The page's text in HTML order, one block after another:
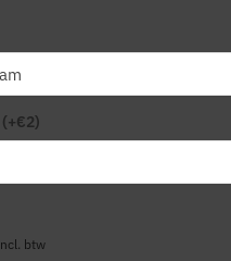
tot
btw